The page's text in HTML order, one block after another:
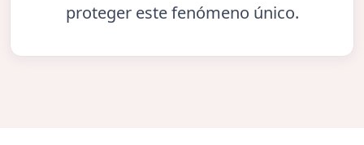
proteger este fenómeno único.